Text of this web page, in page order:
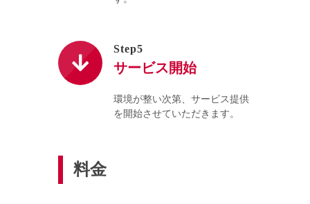
Step5
サービス開始
環境が整い次第、サービス提供
を開始させていただきます。
料金